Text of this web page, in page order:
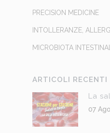
PRECISION MEDICINE
INTOLLERANZE,
MICROBIOTA
ARTICOLI RECENTI
La
07